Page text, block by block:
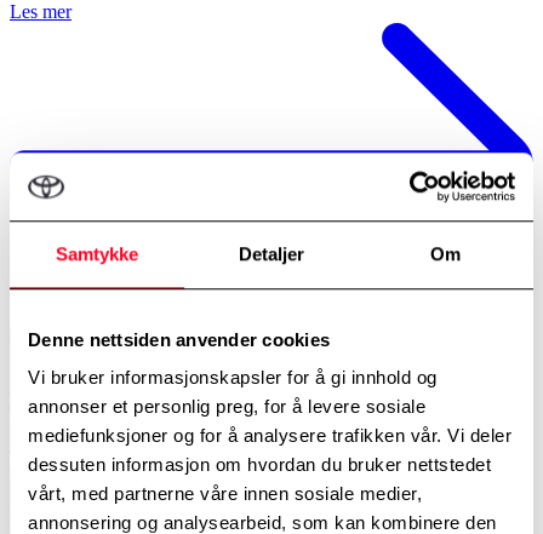
Samtykke Detaljer Om
Denne nettsiden anvender cookies
Vi bruker informasjonskapsler for å gi innhold og
annonser et personlig preg, for å levere sosiale
mediefunksjoner og for å analysere trafikken vår. Vi deler
dessuten informasjon om hvordan du bruker nettstedet
vårt, med partnerne våre innen sosiale medier,
annonsering og analysearbeid, som kan kombinere den
Les mer